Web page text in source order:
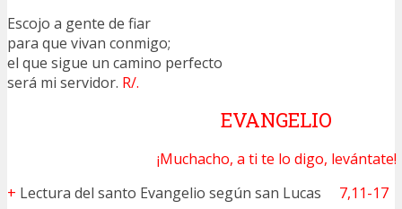
Escojo a gente de fiar
para que vivan conmigo;
el que sigue un camino perfecto
será mi servidor. R/.
EVANGELIO
¡Muchacho, a ti te lo digo, levántate!
+ Lectura del santo Evangelio según san Lucas 7,11-17